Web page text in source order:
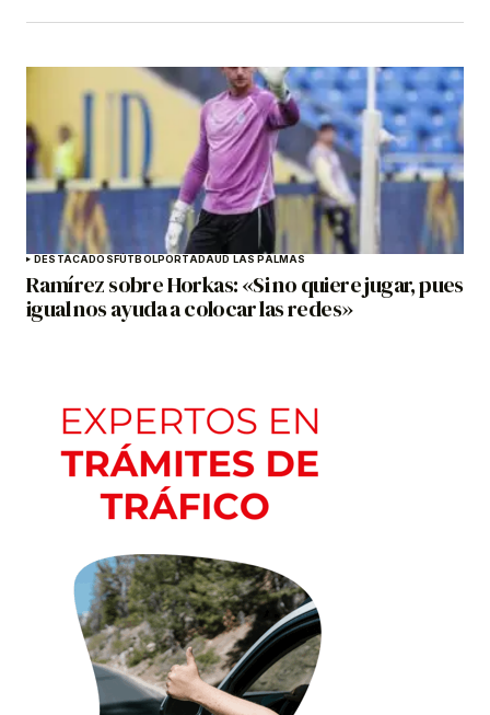
DESTACADOSFÚTBOLPORTADAUD LAS PALMAS
Ramírez sobre Horkas: «Si no quiere jugar, pues
igual nos ayuda a colocar las redes»